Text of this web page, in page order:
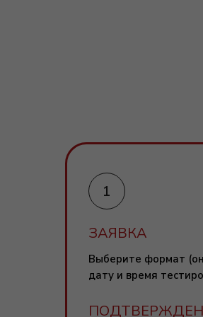
ЗАЯВКА
Выберите формат
дату и время